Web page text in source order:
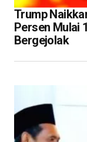
Trump
Persen Mulai
Bergejolak